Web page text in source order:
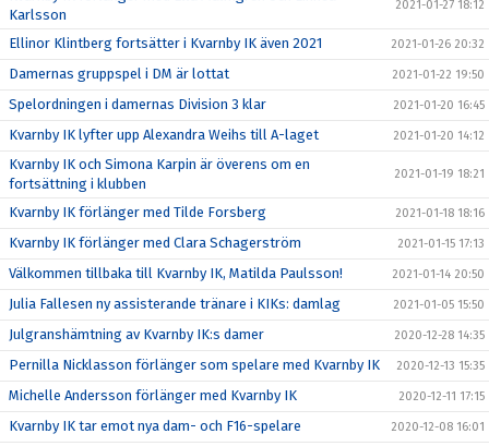
Karlsson
2021-01-27 18:12
Ellinor Klintberg fortsätter i Kvarnby IK även 2021 2021-01-26 20:32
Damernas gruppspel i DM är lottat 2021-01-22 19:50
Spelordningen i damernas Division 3 klar 2021-01-20 16:45
Kvarnby IK lyfter upp Alexandra Weihs till A-laget 2021-01-20 14:12
Kvarnby IK och Simona Karpin är överens om en
fortsättning i klubben
2021-01-19 18:21
Kvarnby IK förlänger med Tilde Forsberg 2021-01-18 18:16
Kvarnby IK förlänger med Clara Schagerström 2021-01-15 17:13
Välkommen tillbaka till Kvarnby IK, Matilda Paulsson! 2021-01-14 20:50
Julia Fallesen ny assisterande tränare i KIKs: damlag 2021-01-05 15:50
Julgranshämtning av Kvarnby IK:s damer 2020-12-28 14:35
Pernilla Nicklasson förlänger som spelare med Kvarnby IK 2020-12-13 15:35
Michelle Andersson förlänger med Kvarnby IK 2020-12-11 17:15
Kvarnby IK tar emot nya dam- och F16-spelare 2020-12-08 16:01